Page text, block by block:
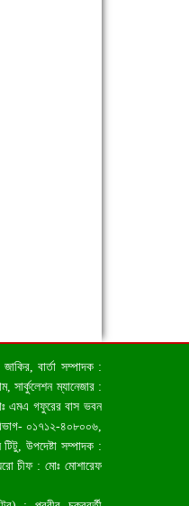
বার্তা সম্পাদক :
সার্কুলেশন ম্যানেজার :
এমএ গফুরের বাস ভবন
০১৭১২-৪০৮০০৬,
উপদেষ্টা সম্পাদক :
চীফ : মোঃ মোশারেফ